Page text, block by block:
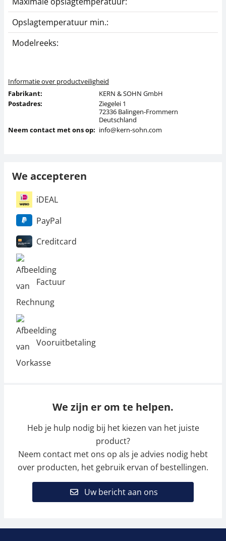
Opslagtemperatuur min.:
Modelreeks:
Informatie over productveiligheid
Fabrikant:
KERN & SOHN GmbH
Postadres:
Ziegelei 1
72336 Balingen-Frommern
Deutschland
Neem contact met ons op: info@kern-sohn.com
We accepteren
iDEAL
PayPal
Creditcard
Factuur
Vooruitbetaling
We zijn er om te helpen.
Heb je hulp nodig bij het kiezen van het juiste
product?
Neem contact met ons op als je advies nodig hebt
over producten, het gebruik ervan of bestellingen.
Uw bericht aan ons